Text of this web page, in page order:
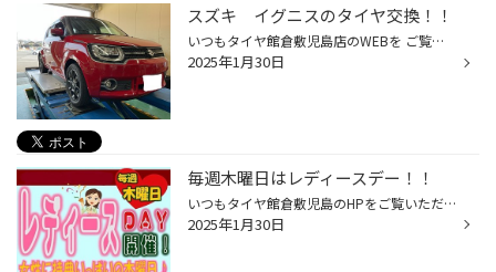
スズキ イグニスのタイヤ交換！！
いつもタイヤ館倉敷児島店のWEBを ご覧いただきありがとうございます(*^▽^*) 児島店スタッフの原田です！ スズキ イグニスのタイヤ交換をしました！ ↑↑↑ご入庫の様子 ↑↑↑ 交換前タイヤ タイヤを外した後、新品タイヤを 取り付け前にハブ防錆をします！ ↑↑↑施工前 少し錆びていましたので、錆を削り...
2025年1月30日
毎週木曜日はレディースデー！！
いつもタイヤ館倉敷児島のHPをご覧いただきありがとうございます(^^♪ 木曜日は女性のお客様必見！！ 毎週恒例の レディースデー となっております。 オイル交換が通常価格の20％OFF！ その他メンテナンス用品も10％OFF！ （オートマオイル・バッテリー・ワイパー関連・エアコンフィルター等々…） 非...
2025年1月30日